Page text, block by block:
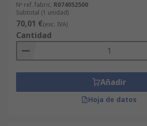
Nº ref. fabric. R074052500
Subtotal (1 unidad)
70,01 €(exc. IVA)
Cantidad
Añadir
Hoja de datos